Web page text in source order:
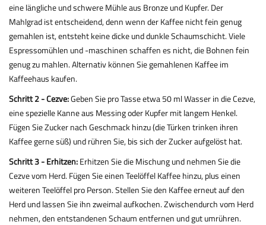
eine längliche und schwere Mühle aus Bronze und Kupfer. Der
Mahlgrad ist entscheidend, denn wenn der Kaffee nicht fein genug
gemahlen ist, entsteht keine dicke und dunkle Schaumschicht. Viele
Espressomühlen und -maschinen schaffen es nicht, die Bohnen fein
genug zu mahlen. Alternativ können Sie gemahlenen Kaffee im
Kaffeehaus kaufen.
Schritt 2 - Cezve:Geben Sie pro Tasse etwa 50 ml Wasser in die Cezve,
eine spezielle Kanne aus Messing oder Kupfer mit langem Henkel.
Fügen Sie Zucker nach Geschmack hinzu (die Türken trinken ihren
Kaffee gerne süß) und rühren Sie, bis sich der Zucker aufgelöst hat.
Schritt 3 - Erhitzen:Erhitzen Sie die Mischung und nehmen Sie die
Cezve vom Herd. Fügen Sie einen Teelöffel Kaffee hinzu, plus einen
weiteren Teelöffel pro Person. Stellen Sie den Kaffee erneut auf den
Herd und lassen Sie ihn zweimal aufkochen. Zwischendurch vom Herd
nehmen, den entstandenen Schaum entfernen und gut umrühren.